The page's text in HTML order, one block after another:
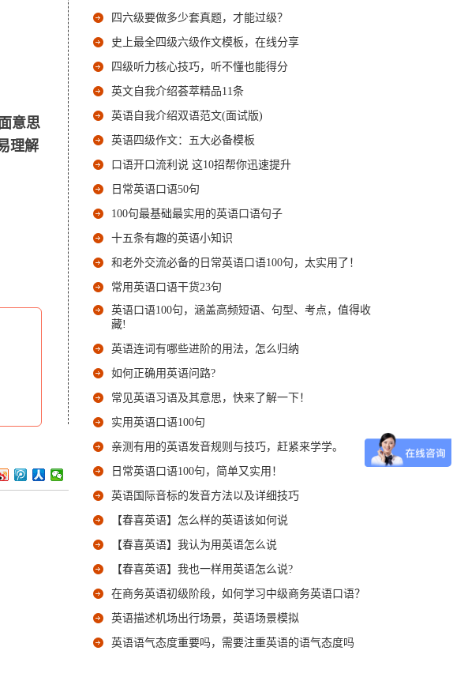
意思
理解
四六级要做多少套真题，才能过级？
史上最全四级六级作文模板，在线分享
四级听力核心技巧，听不懂也能得分
英文自我介绍荟萃精品11条
英语自我介绍双语范文(面试版)
英语四级作文：五大必备模板
口语开口流利说 这10招帮你迅速提升
日常英语口语50句
100句最基础最实用的英语口语句子
十五条有趣的英语小知识
和老外交流必备的日常英语口语100句，太实用了！
常用英语口语干货23句
英语口语100句，涵盖高频短语、句型、考点，值得收
藏!
英语连词有哪些进阶的用法，怎么归纳
如何正确用英语问路?
常见英语习语及其意思，快来了解一下！
实用英语口语100句
亲测有用的英语发音规则与技巧，赶紧来学学。
日常英语口语100句，简单又实用！
英语国际音标的发音方法以及详细技巧
【春喜英语】怎么样的英语该如何说
【春喜英语】我认为用英语怎么说
【春喜英语】我也一样用英语怎么说?
在商务英语初级阶段，如何学习中级商务英语口语？
英语描述机场出行场景，英语场景模拟
英语语气态度重要吗，需要注重英语的语气态度吗